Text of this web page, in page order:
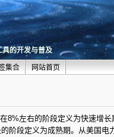
具的开发与普及
集合 网站首页
8%左右的阶段定义为快速增长
阶段定义为成熟期。从美国电